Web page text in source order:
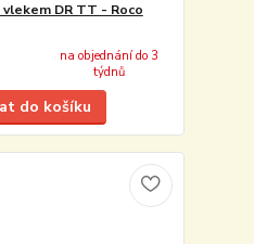
DR TT - Roco
na objednání do 3
týdnů
do košíku